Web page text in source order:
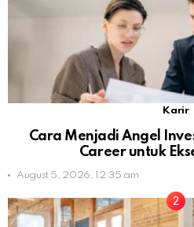
Karir
Cara Menjadi Angel
Career untuk
August 5, 2026, 12:35 am